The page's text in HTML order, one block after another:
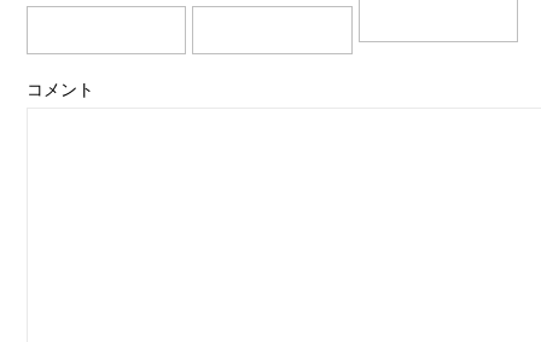
コメント